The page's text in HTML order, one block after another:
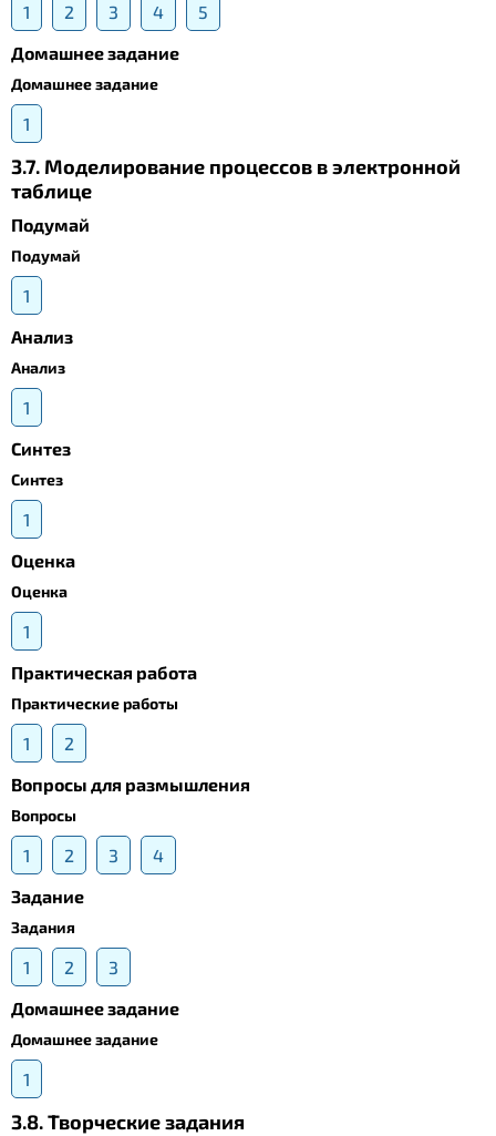
1 2 3 4
5
Домашнее задание
Домашнее задание
1
3.7. Моделирование процессов в электронной
таблице
Подумай
Подумай
1
Анализ
Анализ
1
Синтез
Синтез
1
Оценка
Оценка
1
Практическая работа
Практические работы
1
2
Вопросы для размышления
Вопросы
1 2 3
4
Задание
Задания
1 2
3
Домашнее задание
Домашнее задание
1
3.8. Творческие задания